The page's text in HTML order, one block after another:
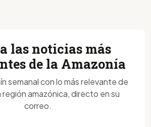
las noticias más
de la Amazonía
semanal con lo más relevante de
región amazónica, directo en su
correo.